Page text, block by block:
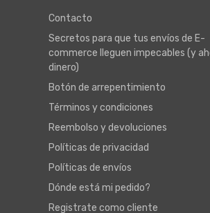
Contacto
Secretos para que tus envíos de E-
commerce lleguen impecables (y
dinero)
Botón de arrepentimiento
Términos y condiciones
Reembolso y devoluciones
Políticas de privacidad
Políticas de envíos
Dónde está mi pedido?
Registrate como cliente